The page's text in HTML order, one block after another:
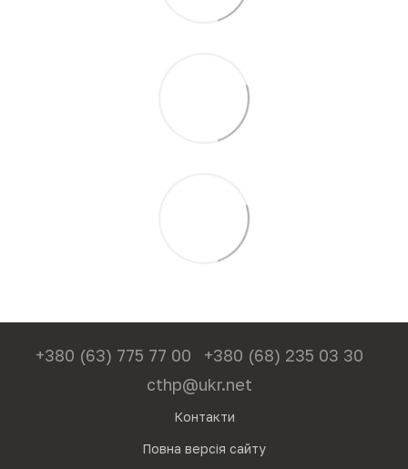
+380 (63) 775 77 00
+380 (68) 235 03 30
cthp@ukr.net
Контакти
Повна версія сайту